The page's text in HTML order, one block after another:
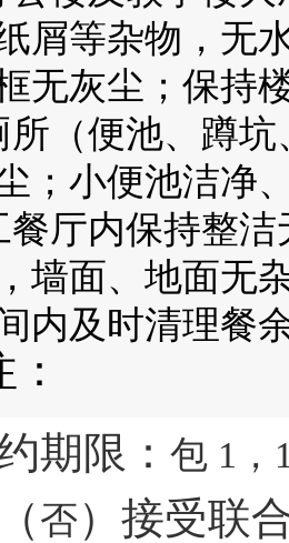
屑等杂物，无
无灰尘；保持
所（便池、蹲
；小便池洁净
餐厅内保持整
墙面、地面无
内及时清理餐
期限： 包 1，
否）接受联